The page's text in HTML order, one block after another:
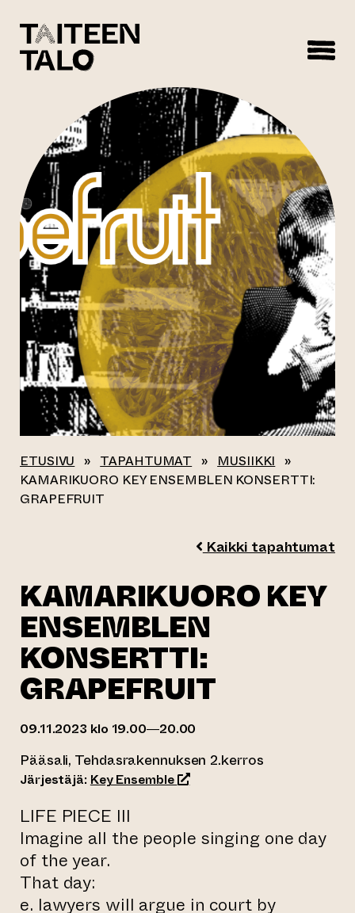
ETUSIVU » TAPAHTUMAT » MUSIIKKI »
KAMARIKUORO KEY ENSEMBLEN KONSERTTI:
GRAPEFRUIT
Kaikki tapahtumat
KAMARIKUORO KEY
ENSEMBLEN
KONSERTTI:
GRAPEFRUIT
09.11.2023 klo 19.00—20.00
Pääsali, Tehdasrakennuksen 2.kerros
Järjestäjä: Key Ensemble(siirtyy toiseen
LIFE PIECE III
Imagine all the people singing one day
of the year.
That day:
e. lawyers will argue in court by